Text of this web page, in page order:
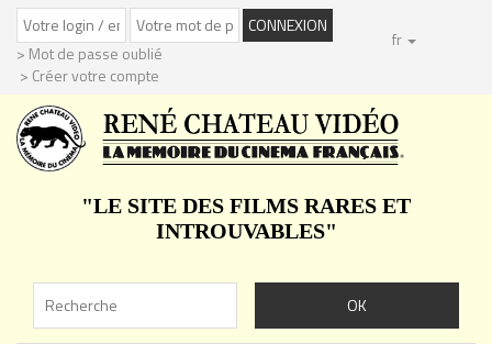
> Mot de passe oublié
> Créer votre compte
fr
"LE SITE DES FILMS RARES ET
INTROUVABLES"